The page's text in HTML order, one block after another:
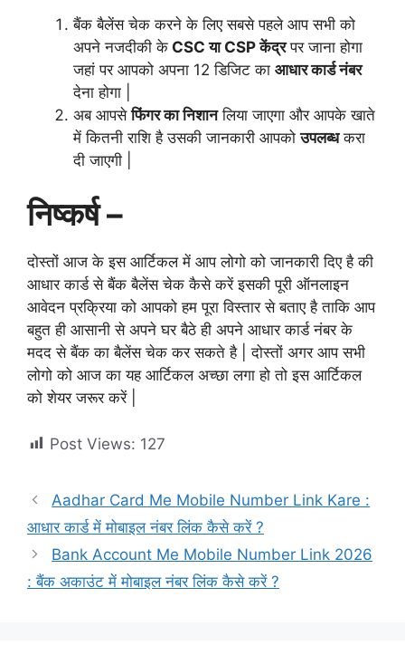
बैंक बैलेंस चेक करने के लिए सबसे पहले आप सभी को
अपने नजदीकी के CSC या CSP केंद्रपर जाना होगा
जहां पर आपको अपना 12 डिजिट का आधार कार्ड नंबर
देना होगा |
अब आपसेफिंगर का निशानलिया जाएगा और आपके खाते
में कितनी राशि है उसकी जानकारी आपकोउपलब्धकरा
दी जाएगी |
निष्कर्ष –
दोस्तों आज के इस आर्टिकल में आप लोगो को जानकारी दिए है की
आधार कार्ड से बैंक बैलेंस चेक कैसे करें इसकी पूरी ऑनलाइन
आवेदन प्रक्रिया को आपको हम पूरा विस्तार से बताए है ताकि आप
बहुत ही आसानी से अपने घर बैठे ही अपने आधार कार्ड नंबर के
मदद से बैंक का बैलेंस चेक कर सकते है | दोस्तों अगर आप सभी
लोगो को आज का यह आर्टिकल अच्छा लगा हो तो इस आर्टिकल
को शेयर जरूर करें |
Post Views: 127
Aadhar Card Me Mobile Number Link Kare :
आधार कार्ड में मोबाइल नंबर लिंक कैसे करें ?
Bank Account Me Mobile Number Link 2026
: बैंक अकाउंट में मोबाइल नंबर लिंक कैसे करें ?